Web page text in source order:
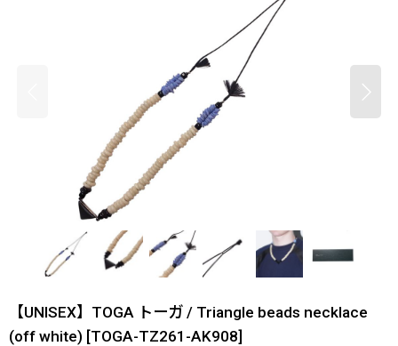
【UNISEX】TOGA トーガ / Triangle beads necklace
(off white) [TOGA-TZ261-AK908]